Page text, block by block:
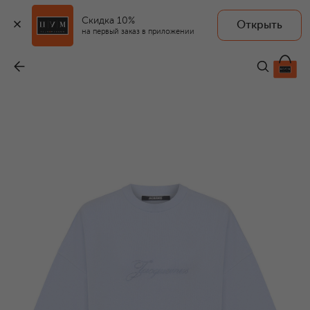
Скидка 10%
на первый заказ в приложении
Открыть
19 450 ₽